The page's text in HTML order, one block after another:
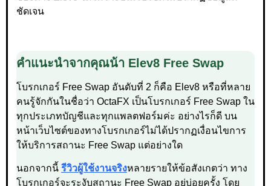
ชัดเจน
คำแนะนำจากคุณน้า Elev8 Free Swap
โบรกเกอร์ Free Swap อันดับที่ 2 ก็คือ Elev8 หรือที่หลาย
คนรู้จักกันในชื่อว่า OctaFX เป็นโบรกเกอร์ Free Swap ใน
ทุกประเภทบัญชีและทุกแพลตฟอร์มค่ะ อย่างไรก็ดี บน
หน้าเว็บไซต์ของทางโบรกเกอร์ไม่ได้ปรากฏเงื่อนไขการ
ให้บริการสถานะ Free Swap แต่อย่างใด
นอกจากนี้ รีวิวผู้ใช้งานจริงหลายรายให้ข้อสังเกตว่า ทาง
โบรกเกอร์จะระงับสถานะ Free Swap อยู่บ่อยครั้ง โดย